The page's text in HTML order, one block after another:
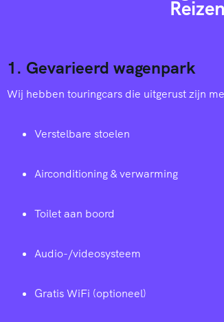
1. Gevarieerd wagenpark
Wij hebben touringcars die uitgerust zijn
Verstelbare stoelen
Airconditioning & verwarming
Toilet aan boord
Audio-/videosysteem
Gratis WiFi (optioneel)